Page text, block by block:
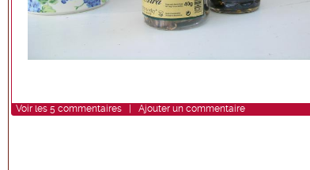
Voir les 5 commentaires | Ajouter un commentaire